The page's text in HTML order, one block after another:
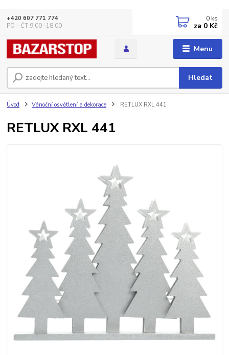
Menu
Hledat
+420 607 771 774
PO - ČT 9:00 -18:00
0 ks
za 0 Kč
Úvod Vánoční osvětlení a dekorace RETLUX RXL 441
RETLUX RXL 441